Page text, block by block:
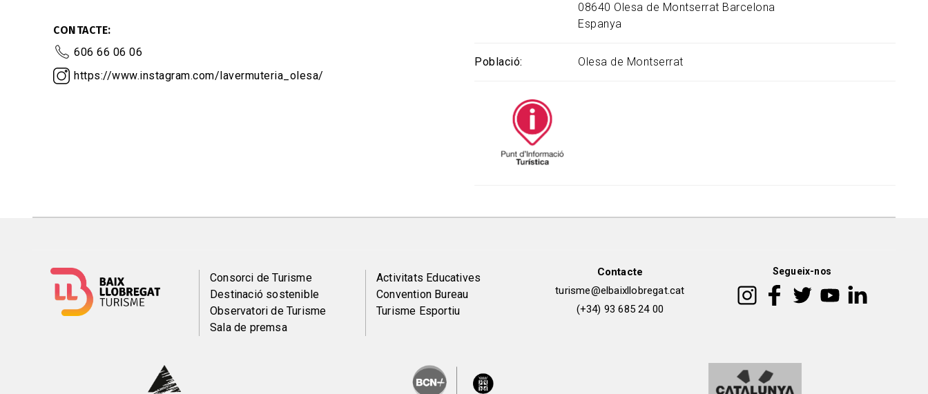
CONTACTE
606 66 06 06
https://www.instagram.com/lavermuteria_olesa/
08640 Olesa de Montserrat Barcelona
Espanya
Població Olesa de Montserrat
Menú
del
Consorci de Turisme
Destinació sostenible
Observatori de Turisme
Sala de premsa
Peu
de
Activitats Educatives
Convention Bureau
Turisme Esportiu
Contacte
turisme@elbaixllobregat.cat
(+34) 93 685 24 00
Segueix-nos